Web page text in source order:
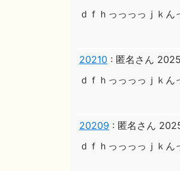
ｄｆｈっっっっｊｋん
20210 : 匿名さん
ｄｆｈっっっっｊｋん
20209 : 匿名さん
ｄｆｈっっっっｊｋん